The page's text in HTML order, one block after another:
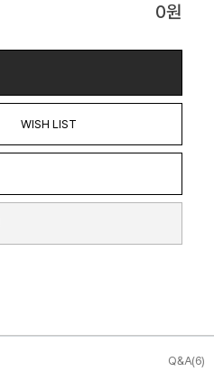
0원
WISH LIST
Q&A(6)